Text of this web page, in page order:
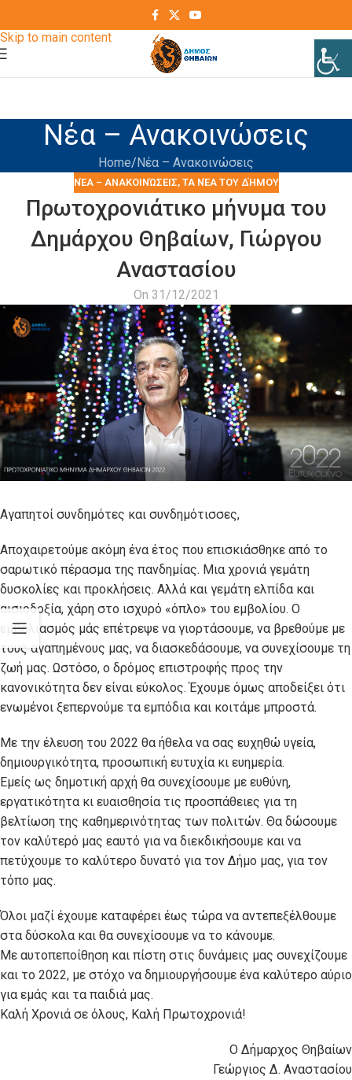
Skip to main content
Νέα – Ανακοινώσεις
Home Νέα – Ανακοινώσεις
ΝΈΑ – ΑΝΑΚΟΙΝΏΣΕΙΣ, ΤΑ ΝΈΑ ΤΟΥ ΔΉΜΟΥ
Πρωτοχρονιάτικο μήνυμα του
Δημάρχου Θηβαίων, Γιώργου
Αναστασίου
On 31/12/2021
Αγαπητοί συνδημότες και συνδημότισσες,
Αποχαιρετούμε ακόμη ένα έτος που επισκιάσθηκε από το
σαρωτικό πέρασμα της πανδημίας. Μια χρονιά γεμάτη
δυσκολίες και προκλήσεις. Αλλά και γεμάτη ελπίδα και
αισιοδοξία, χάρη στο ισχυρό «όπλο» του εμβολίου. Ο
εμβολιασμός μάς επέτρεψε να γιορτάσουμε, να βρεθούμε με
τους αγαπημένους μας, να διασκεδάσουμε, να συνεχίσουμε τη
ζωή μας. Ωστόσο, ο δρόμος επιστροφής προς την
κανονικότητα δεν είναι εύκολος. Έχουμε όμως αποδείξει ότι
ενωμένοι ξεπερνούμε τα εμπόδια και κοιτάμε μπροστά.
Με την έλευση του 2022 θα ήθελα να σας ευχηθώ υγεία,
δημιουργικότητα, προσωπική ευτυχία κι ευημερία.
Εμείς ως δημοτική αρχή θα συνεχίσουμε με ευθύνη,
εργατικότητα κι ευαισθησία τις προσπάθειες για τη
βελτίωση της καθημερινότητας των πολιτών. Θα δώσουμε
τον καλύτερό μας εαυτό για να διεκδικήσουμε και να
πετύχουμε το καλύτερο δυνατό για τον Δήμο μας, για τον
τόπο μας.
Όλοι μαζί έχουμε καταφέρει έως τώρα να αντεπεξέλθουμε
στα δύσκολα και θα συνεχίσουμε να το κάνουμε.
Με αυτοπεποίθηση και πίστη στις δυνάμεις μας συνεχίζουμε
και το 2022, με στόχο να δημιουργήσουμε ένα καλύτερο αύριο
για εμάς και τα παιδιά μας.
Καλή Χρονιά σε όλους, Καλή Πρωτοχρονιά!
Ο Δήμαρχος Θηβαίων
Γεώργιος Δ. Αναστασίου